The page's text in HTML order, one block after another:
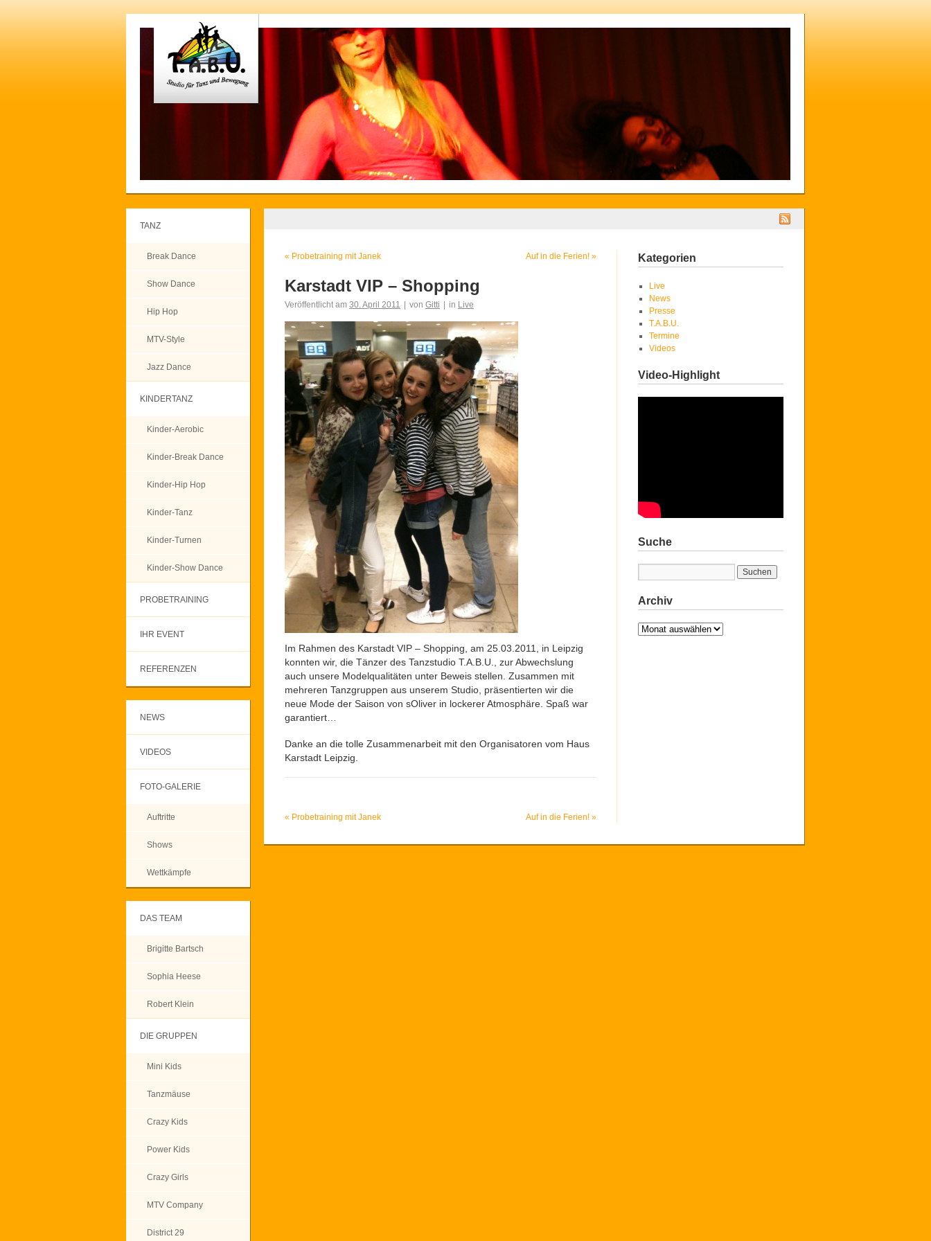
TANZ
Break Dance
Show Dance
Hip Hop
MTV-Style
Jazz Dance
KINDERTANZ
Kinder-Aerobic
Kinder-Break Dance
Kinder-Hip Hop
Kinder-Tanz
Kinder-Turnen
Kinder-Show Dance
PROBETRAINING
IHR EVENT
REFERENZEN
NEWS
VIDEOS
FOTO-GALERIE
Auftritte
Shows
Wettkämpfe
DAS TEAM
Brigitte Bartsch
Sophia Heese
Robert Klein
DIE GRUPPEN
Mini Kids
Tanzmäuse
Crazy Kids
Power Kids
Crazy Girls
MTV Company
District 29
« Probetraining mit Janek Auf in die Ferien! »
Karstadt VIP – Shopping
Veröffentlicht am 30. April 2011 von Gitti in Live
Im Rahmen des Karstadt VIP – Shopping, am 25.03.2011, in Leipzig
konnten wir, die Tänzer des Tanzstudio T.A.B.U., zur Abwechslung
auch unsere Modelqualitäten unter Beweis stellen. Zusammen mit
mehreren Tanzgruppen aus unserem Studio, präsentierten wir die
neue Mode der Saison von sOliver in lockerer Atmosphäre. Spaß war
garantiert…
Danke an die tolle Zusammenarbeit mit den Organisatoren vom Haus
Karstadt Leipzig.
« Probetraining mit Janek Auf in die Ferien! »
Kategorien
Live
News
Presse
T.A.B.U.
Termine
Videos
Video-Highlight
Suche
Archiv